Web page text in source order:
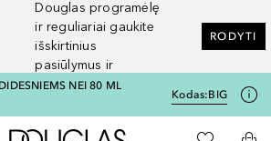
Douglas programėlę
ir reguliariai gaukite
išskirtinius
pasiūlymus ir
nuolaidas
RODYTI
NEI 80 ML
Kodas:BIG
Į Douglas pagrindinį